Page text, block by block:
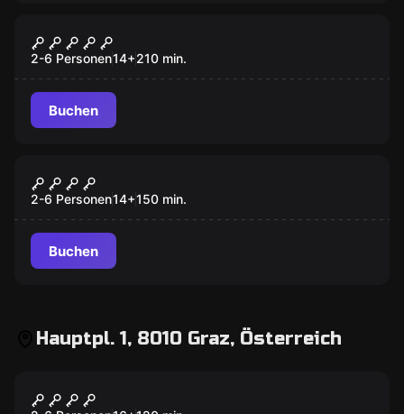
Verraten, vermisst, [vergessen]
2-6 Personen14+210 min.
Buchen
Verliebt, verlobt, tot
2-6 Personen14+150 min.
Buchen
Hauptpl. 1, 8010 Graz, Österreich
Blutiges Geheimnis